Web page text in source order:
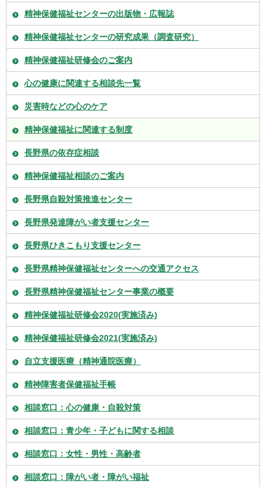
精神保健福祉センターの出版物・広報誌
精神保健福祉センターの研究成果（調査研究）
精神保健福祉研修会のご案内
心の健康に関連する相談先一覧
災害時などの心のケア
精神保健福祉に関連する制度
長野県の依存症相談
精神保健福祉相談のご案内
長野県自殺対策推進センター
長野県発達障がい者支援センター
長野県ひきこもり支援センター
長野県精神保健福祉センターへの交通アクセス
長野県精神保健福祉センター事業の概要
精神保健福祉研修会2020(実施済み)
精神保健福祉研修会2021(実施済み)
自立支援医療（精神通院医療）
精神障害者保健福祉手帳
相談窓口：心の健康・自殺対策
相談窓口：青少年・子どもに関する相談
相談窓口：女性・男性・高齢者
相談窓口：障がい者・障がい福祉